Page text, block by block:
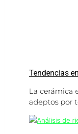
Tendencias
La cerámica
adeptos por